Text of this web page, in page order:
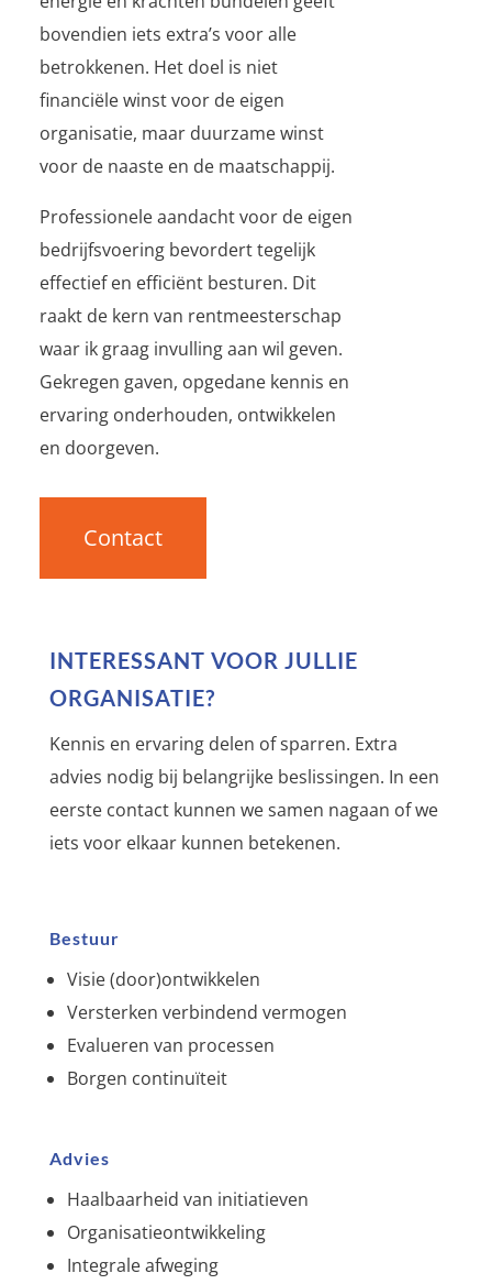
bovendien iets extra’s voor alle
betrokkenen. Het doel is niet
financiële winst voor de eigen
organisatie, maar duurzame winst
voor de naaste en de maatschappij.
Professionele aandacht voor de eigen
bedrijfsvoering bevordert tegelijk
effectief en efficiënt besturen. Dit
raakt de kern van rentmeesterschap
waar ik graag invulling aan wil geven.
Gekregen gaven, opgedane kennis en
ervaring onderhouden, ontwikkelen
en doorgeven.
Contact
INTERESSANT VOOR JULLIE
ORGANISATIE?
Kennis en ervaring delen of sparren. Extra
advies nodig bij belangrijke beslissingen. In een
eerste contact kunnen we samen nagaan of we
iets voor elkaar kunnen betekenen.
Bestuur
Visie (door)ontwikkelen
Versterken verbindend vermogen
Evalueren van processen
Borgen continuïteit
Advies
Haalbaarheid van initiatieven
Organisatieontwikkeling
Integrale afweging